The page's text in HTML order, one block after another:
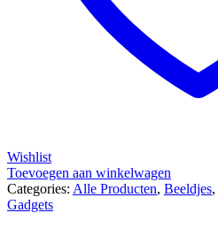
Wishlist
Toevoegen aan winkelwagen
Categories: Alle Producten, Beeldjes,
Gadgets